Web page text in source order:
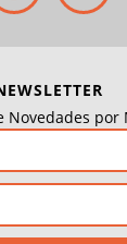
Novedades por